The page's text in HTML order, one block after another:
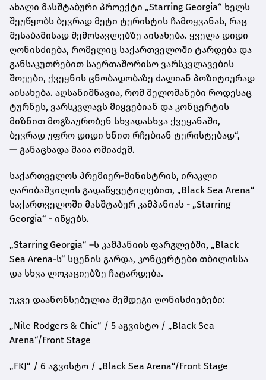
ახალი მასშტაბური პროექტი „Starring Georgia“ ხელს
შეუწყობს ბევრად მეტი ტურისტის ჩამოყვანას, რაც
შესაბამისად შემოსავლებზე აისახება. ყველა დიდი
ღონისძიება, რომელიც საქართველოში ტარდება და
განსაკუთრებით საერთაშორისო ვარსკვლავების
შოუები, ქვეყნის ცნობადობაზე ძალიან პოზიტიურად
აისახება. აღსანიშნავია, რომ მელომანები როდესაც
ტურნეს, ვარსკვლავს მიყვებიან და კონცერტის
მიზნით მოგზაურობენ სხვადასხვა ქვეყანაში,
ბევრად უფრო დიდი ხნით რჩებიან ტურისტებად“,
— განაცხადა მაია ომიაძემ.
საქართველოს პრემიერ-მინისტრის, ირაკლი
ღარიბაშვილის გადაწყვეტილებით, „Black Sea Arena“
საქართველოში მასშტაბურ კამპანიას - „Starring
Georgia“ - იწყებს.
„Starring Georgia“ –ს კამპანიის ფარგლებში, „Black
Sea Arena-ს“ სცენის გარდა, კონცერტები თბილისსა
და სხვა ლოკაციებზე ჩატარდება.
უკვე დაანონსებულია შემდეგი ღონისძიებები:
„Nile Rodgers & Chic“ / 5 აგვისტო / „Black Sea
Arena“/Front Stage
„FKJ“ / 6 აგვისტო / „Black Sea Arena“/Front Stage